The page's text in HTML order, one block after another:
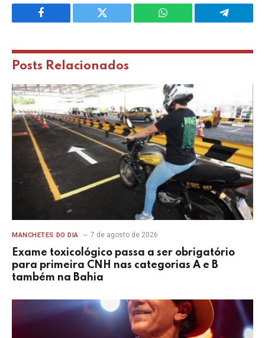
Facebook Twitter WhatsApp Telegram
Posts Relacionados
MANCHETES DO DIA 7 de agosto de 2026
Exame toxicológico passa a ser obrigatório
para primeira CNH nas categorias A e B
também na Bahia